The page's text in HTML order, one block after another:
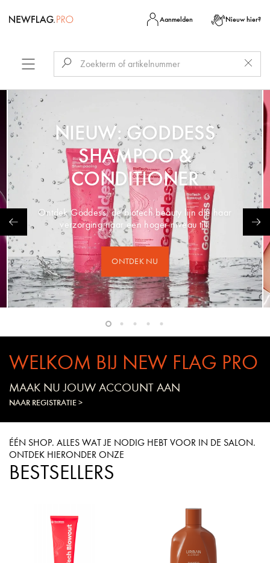
Aanmelden Nieuw hier?
NIEUW: GODDESS
SHAMPOO &
CONDITIONER
Ontdek Goddess, de biotech beauty lijn die haar
verzorging naar een hoger niveau tilt.
ONTDEK NU
WELKOM BIJ NEW FLAG PRO
MAAK NU JOUW ACCOUNT AAN
NAAR REGISTRATIE >
ÉÉN SHOP. ALLES WAT JE NODIG HEBT VOOR IN DE SALON.
ONTDEK HIERONDER ONZE
BESTSELLERS